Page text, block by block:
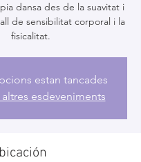
dansa des de la suavitat i
de sensibilitat corporal i la
fisicalitat.
estan tancades
esdeveniments